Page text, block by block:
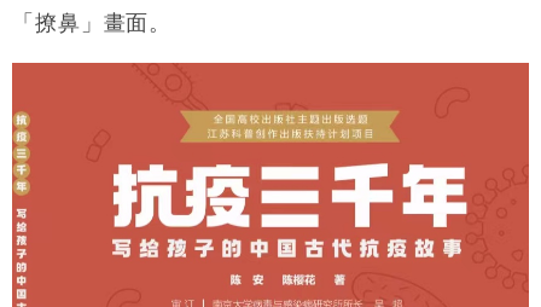
13:44
財經｜內地7月美元計價出口增近24%勝預期 貿易順
差達1125億美元
日圓干預創新高
11:12
國際｜特朗普料美伊戰事快結束 承認部分彈藥庫存緊
15:59
財經｜SA售股自救後再出手 斥4億美元押注未上市公
「撩鼻」畫面。